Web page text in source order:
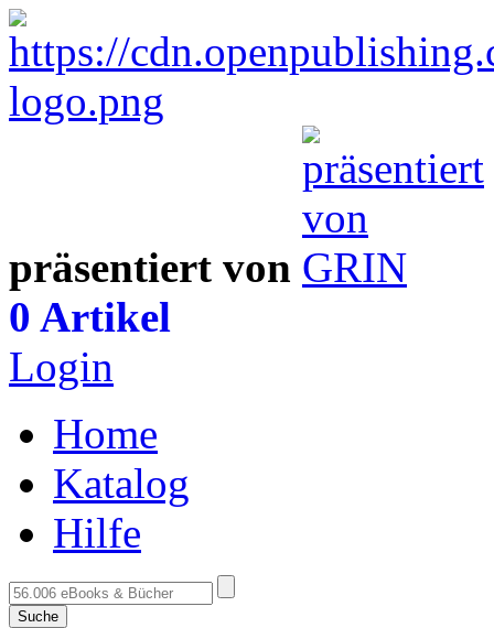
präsentiert von
0 Artikel
Login
Home
Katalog
Hilfe
Suche